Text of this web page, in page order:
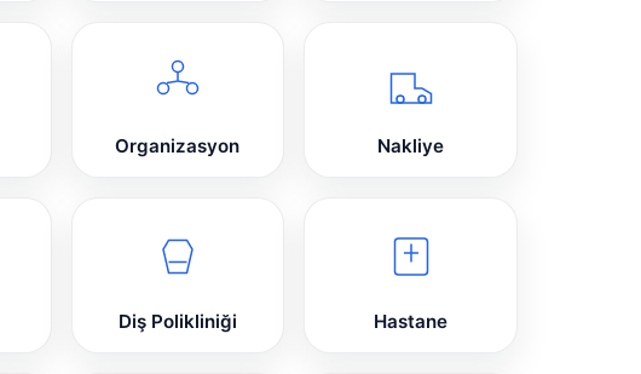
Organizasyon Nakliye
Diş Polikliniği Hastane